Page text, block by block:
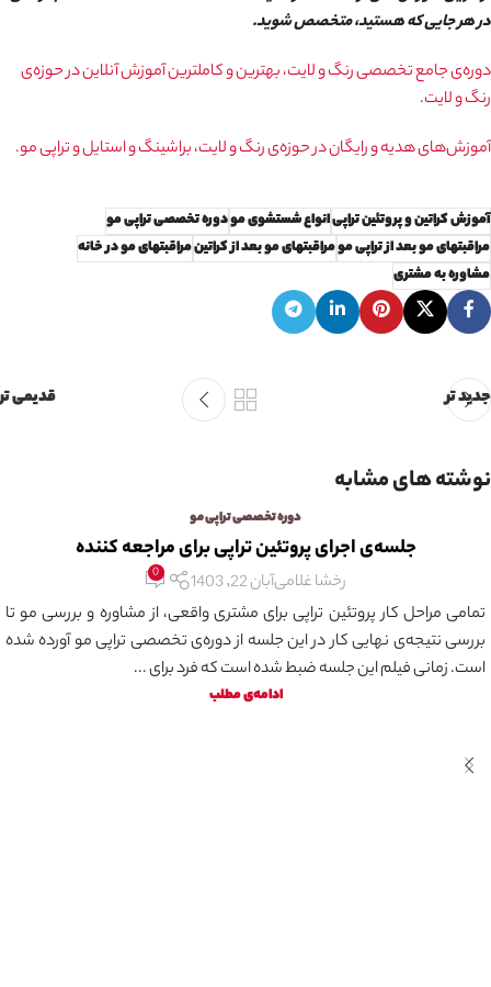
در هر جایی که هستید، متخصص شوید.
دوره‌ی جامع تخصصی رنگ و لایت، بهترین و کاملترین آموزش آنلاین در حوزه‌ی
رنگ و لایت.
آموزش‌های هدیه و رایگان در حوزه‌ی رنگ و لایت، براشینگ و استایل و تراپی مو.
آموزش کراتین و پروتئین تراپیانواع شستشوی مودوره تخصصی تراپی مو
مراقبتهای مو بعد از تراپی مومراقبتهای مو بعد از کراتینمراقبتهای مو در خانه
مشاوره به مشتری
جدید تر قدیمی تر
نوشته های مشابه
دوره تخصصی تراپی مو
جلسه‌ی اجرای پروتئین تراپی برای مراجعه کننده
رخشا غلامیآبان 22, 1403 0
تمامی مراحل کار پروتئین تراپی برای مشتری واقعی، از مشاوره و بررسی مو تا
بررسی نتیجه‌ی نهایی کار در این جلسه از دوره‌ی تخصصی تراپی مو آورده شده
است. زمانی فیلم این جلسه ضبط شده است که فرد برای ...
ادامه‌ی مطلب